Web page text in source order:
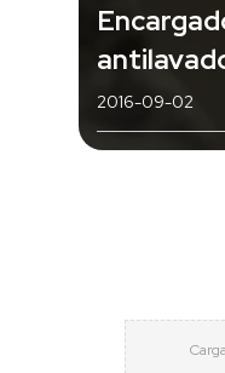
2016-09-02